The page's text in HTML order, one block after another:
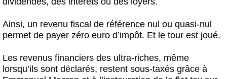
Ainsi, un revenu fiscal de référence nul ou quasi-nul
permet de payer zéro euro d’impôt. Et le tour est joué.
Les revenus financiers des ultra-riches, même
lorsqu’ils sont déclarés, restent sous-taxés grâce à